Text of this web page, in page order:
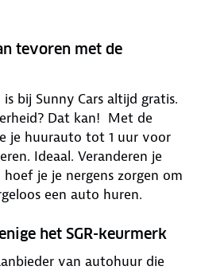
tevoren met de
bij Sunny Cars altijd gratis.
Dat kan! Met de
je huurauto tot 1 uur voor
Ideaal. Veranderen je
hoef je je nergens zorgen om
een auto huren.
het SGR-keurmerk
van autohuur die